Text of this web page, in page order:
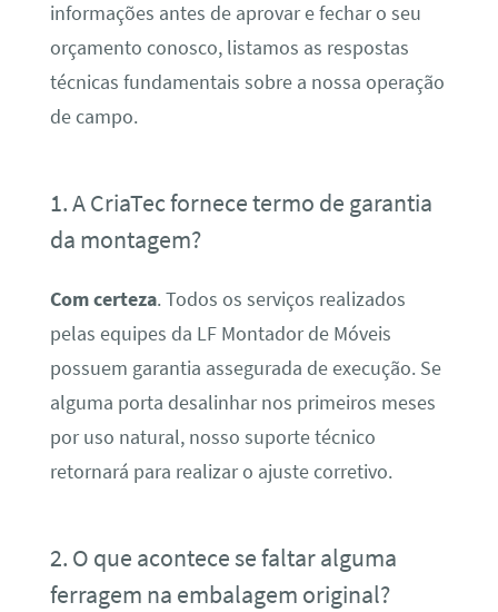
informações antes de aprovar e fechar o seu
orçamento conosco, listamos as respostas
técnicas fundamentais sobre a nossa operação
de campo.
1. A CriaTec fornece termo de garantia
da montagem?
Com certeza. Todos os serviços realizados
pelas equipes da LF Montador de Móveis
possuem garantia assegurada de execução. Se
alguma porta desalinhar nos primeiros meses
por uso natural, nosso suporte técnico
retornará para realizar o ajuste corretivo.
2. O que acontece se faltar alguma
ferragem na embalagem original?